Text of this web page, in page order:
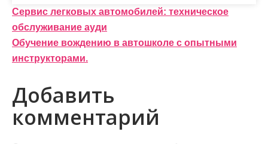
Н
а
в
и
г
а
Сервис легковых автомобилей: техническое
обслуживание ауди
Обучение вождению в автошколе с опытными
инструкторами.
Добавить
комментарий